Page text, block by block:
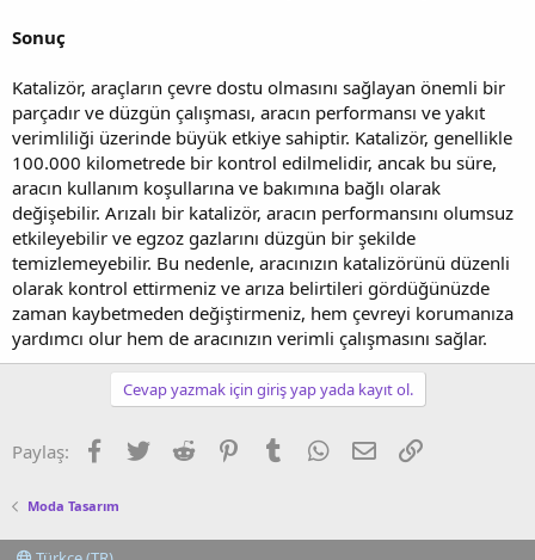
Sonuç
Katalizör, araçların çevre dostu olmasını sağlayan önemli bir
parçadır ve düzgün çalışması, aracın performansı ve yakıt
verimliliği üzerinde büyük etkiye sahiptir. Katalizör, genellikle
100.000 kilometrede bir kontrol edilmelidir, ancak bu süre,
aracın kullanım koşullarına ve bakımına bağlı olarak
değişebilir. Arızalı bir katalizör, aracın performansını olumsuz
etkileyebilir ve egzoz gazlarını düzgün bir şekilde
temizlemeyebilir. Bu nedenle, aracınızın katalizörünü düzenli
olarak kontrol ettirmeniz ve arıza belirtileri gördüğünüzde
zaman kaybetmeden değiştirmeniz, hem çevreyi korumanıza
yardımcı olur hem de aracınızın verimli çalışmasını sağlar.
Cevap yazmak için giriş yap yada kayıt ol.
Paylaş: Facebook
TwitterReddit PinterestTumblrWhatsApp
E-postaLink
Moda Tasarım